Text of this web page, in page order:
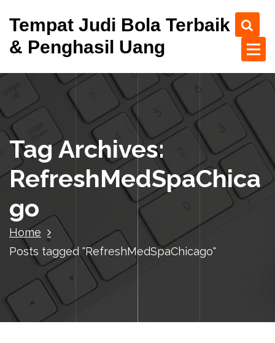
o
o
Tempat Judi Bola Terbaik
& Penghasil Uang
Tag Archives:
RefreshMedSpaChica
go
Home
Posts tagged "RefreshMedSpaChicago"